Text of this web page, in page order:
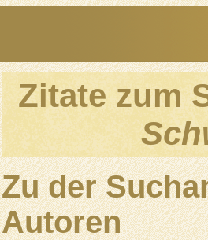
Zitate zum
Zu der
Autoren